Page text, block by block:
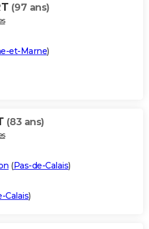
(97 ans)
et-Marne)
(83 ans)
(Pas-de-Calais)
Calais)